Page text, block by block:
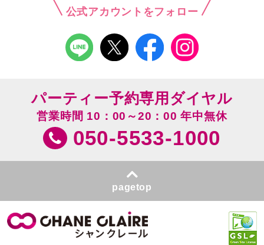
公式アカウントをフォロー
パーティー予約専用ダイヤル
営業時間 10：00～20：00 年中無休
050-5533-1000
pagetop